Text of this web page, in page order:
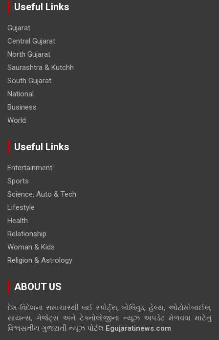
Useful Links
Gujarat
Central Gujarat
North Gujarat
Saurashtra & Kutchh
South Gujarat
National
Business
World
Useful Links
Entertainment
Sports
Science, Auto & Tech
Lifestyle
Health
Relationship
Woman & Kids
Religion & Astrology
ABOUT US
દેશ-વિદેશના સમાચારથી લઈ સ્પોર્ટ્સ, બોલિવુડ, હેલ્થ, ઓટોમોબાઈલ,
સાયન્સ, ગેજેટ્સ અને ટેક્નોલોજીના ન્યૂઝ અપડેટ મેળવવા માટેનું
વિશ્વસનીય ગુજરાતી ન્યૂઝ પોર્ટલ Egujaratinews.com